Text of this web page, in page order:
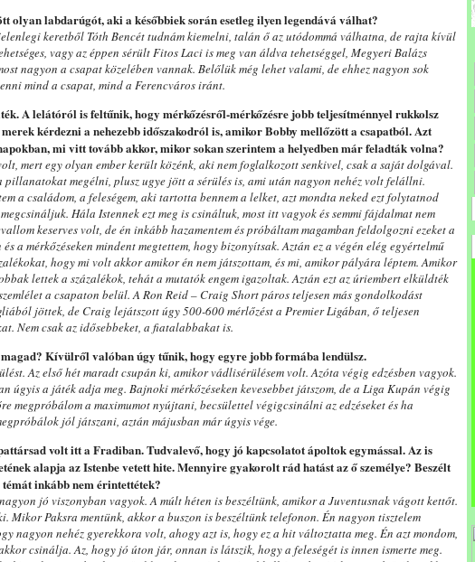
olyan labdarúgót, aki a későbbiek során esetleg ilyen legendává válhat?
keretből Tóth Bencét tudnám kiemelni, talán ő az utódommá válhatna, de rajta kívül
vagy az éppen sérült Fitos Laci is meg van áldva tehetséggel, Megyeri Balázs
nagyon a csapat közelében vannak. Belőlük még lehet valami, de ehhez nagyon sok
mind a csapat, mind a Ferencváros iránt.
A lelátóról is feltűnik, hogy mérkőzésről-mérkőzésre jobb teljesítménnyel rukkolsz
kérdezni a nehezebb időszakodról is, amikor Bobby mellőzött a csapatból. Azt
mi vitt tovább akkor, mikor sokan szerintem a helyedben már feladták volna?
mert egy olyan ember került közénk, aki nem foglalkozott senkivel, csak a saját dolgával.
pillanatokat megélni, plusz ugye jött a sérülés is, ami után nagyon nehéz volt felállni.
a családom, a feleségem, aki tartotta bennem a lelket, azt mondta neked ezt folytatnod
Hála Istennek ezt meg is csináltuk, most itt vagyok és semmi fájdalmat nem
keserves volt, de én inkább hazamentem és próbáltam magamban feldolgozni ezeket a
és a mérkőzéseken mindent megtettem, hogy bizonyítsak. Aztán ez a végén elég egyértelmű
hogy mi volt akkor amikor én nem játszottam, és mi, amikor pályára léptem. Amikor
lettek a százalékok, tehát a mutatók engem igazoltak. Aztán ezt az úriembert elküldték
a csapaton belül. A Ron Reid – Craig Short páros teljesen más gondolkodást
jöttek, de Craig lejátszott úgy 500-600 mérlőzést a Premier Ligában, ő teljesen
Nem csak az idősebbeket, a fiatalabbakat is.
Kívülről valóban úgy tűnik, hogy egyre jobb formába lendülsz.
Az első hét maradt csupán ki, amikor vádlisérülésem volt. Azóta végig edzésben vagyok.
úgyis a játék adja meg. Bajnoki mérkőzéseken kevesebbet játszom, de a Liga Kupán végig
megpróbálom a maximumot nyújtani, becsülettel végigcsinálni az edzéseket és ha
jól játszani, aztán májusban már úgyis vége.
volt itt a Fradiban. Tudvalevő, hogy jó kapcsolatot ápoltok egymással. Az is
alapja az Istenbe vetett hite. Mennyire gyakorolt rád hatást az ő személye? Beszélt
inkább nem érintettétek?
jó viszonyban vagyok. A múlt héten is beszéltünk, amikor a Juventusnak vágott kettőt.
Mikor Paksra mentünk, akkor a buszon is beszéltünk telefonon. Én nagyon tisztelem
nagyon nehéz gyerekkora volt, ahogy azt is, hogy ez a hit változtatta meg. Én azt mondom,
csinálja. Az, hogy jó úton jár, onnan is látszik, hogy a feleségét is innen ismerte meg.